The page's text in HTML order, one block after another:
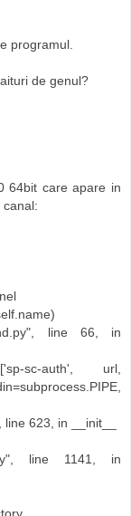
programul.
de genul?
64bit care apare in
line 66, in
sc-auth', url,
623, in __init__
line 1141, in